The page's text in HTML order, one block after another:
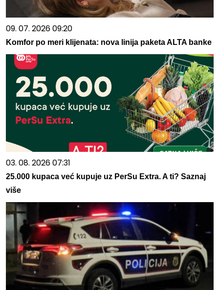
09. 07. 2026 09:20
Komfor po meri klijenata: nova linija paketa ALTA banke
03. 08. 2026 07:31
25.000 kupaca već kupuje uz PerSu Extra. A ti? Saznaj
više